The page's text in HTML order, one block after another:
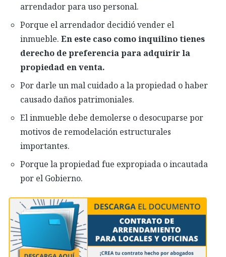
arrendador para uso personal.
Porque el arrendador decidió vender el
inmueble. En este caso como inquilino tienes
derecho de preferencia para adquirir la
propiedad en venta.
Por darle un mal cuidado a la propiedad o haber
causado daños patrimoniales.
El inmueble debe demolerse o desocuparse por
motivos de remodelación estructurales
importantes.
Porque la propiedad fue expropiada o incautada
por el Gobierno.